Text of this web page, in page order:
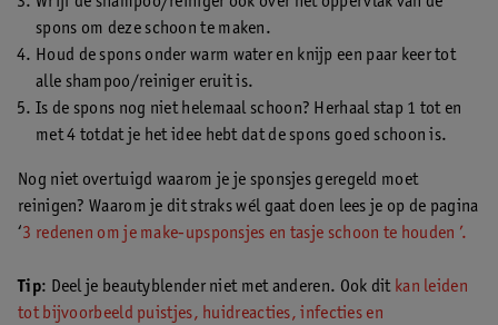
spons om deze schoon te maken.
Houd de spons onder warm water en knijp een paar keer tot
alle shampoo/reiniger eruit is.
Is de spons nog niet helemaal schoon? Herhaal stap 1 tot en
met 4 totdat je het idee hebt dat de spons goed schoon is.
Nog niet overtuigd waarom je je sponsjes geregeld moet
reinigen? Waarom je dit straks wél gaat doen lees je op de pagina
‘3 redenen om je make-upsponsjes en tasje schoon te houden ’.
Tip: Deel je beautyblender niet met anderen. Ook dit kan leiden
tot bijvoorbeeld puistjes, huidreacties, infecties en